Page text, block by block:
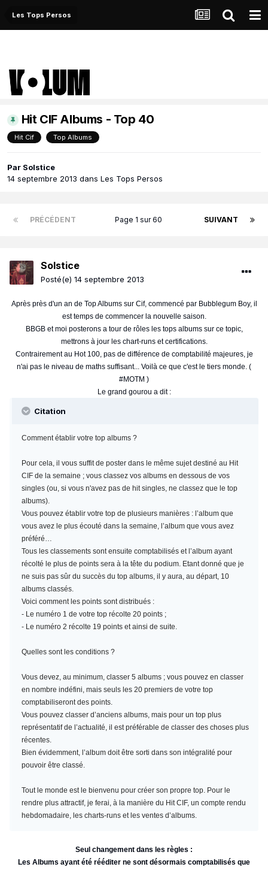
Les Tops Persos
Hit CIF Albums - Top 40
Hit Cif Top Albums
Par Solstice
14 septembre 2013 dans Les Tops Persos
PRÉCÉDENT SUIVANT
Page 1 sur 60
Solstice
Posté(e) 14 septembre 2013
Après près d'un an de Top Albums sur Cif, commencé par Bubblegum Boy, il
est temps de commencer la nouvelle saison.
BBGB et moi posterons a tour de rôles les tops albums sur ce topic,
mettrons à jour les chart-runs et certifications.
Contrairement au Hot 100, pas de différence de comptabilité majeures, je
n'ai pas le niveau de maths suffisant... Voilà ce que c'est le tiers monde. (
#MOTM )
Le grand gourou a dit :
Citation
Comment établir votre top albums ?
Pour cela, il vous suffit de poster dans le même sujet destiné au Hit
CIF de la semaine ; vous classez vos albums en dessous de vos
singles (ou, si vous n'avez pas de hit singles, ne classez que le top
albums).
Vous pouvez établir votre top de plusieurs manières : l’album que
vous avez le plus écouté dans la semaine, l’album que vous avez
préféré…
Tous les classements sont ensuite comptabilisés et l’album ayant
récolté le plus de points sera à la tête du podium. Etant donné que je
ne suis pas sûr du succès du top albums, il y aura, au départ, 10
albums classés.
Voici comment les points sont distribués :
- Le numéro 1 de votre top récolte 20 points ;
- Le numéro 2 récolte 19 points et ainsi de suite.
Quelles sont les conditions ?
Vous devez, au minimum, classer 5 albums ; vous pouvez en classer
en nombre indéfini, mais seuls les 20 premiers de votre top
comptabiliseront des points.
Vous pouvez classer d’anciens albums, mais pour un top plus
représentatif de l’actualité, il est préférable de classer des choses plus
récentes.
Bien évidemment, l’album doit être sorti dans son intégralité pour
pouvoir être classé.
Tout le monde est le bienvenu pour créer son propre top. Pour le
rendre plus attractif, je ferai, à la manière du Hit CIF, un compte rendu
hebdomadaire, les charts-runs et les ventes d’albums.
Seul changement dans les règles :
Les Albums ayant été rééditer ne sont désormais comptabilisés que